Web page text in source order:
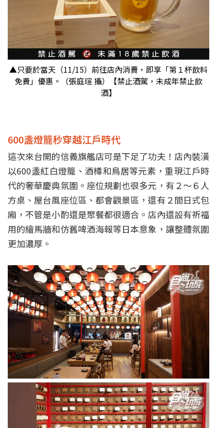
▲只要於當天（11/15）前往店內消費，即享「第１杯飲料
免費」優惠。（張庭瑄 攝）【禁止酒駕，未成年禁止飲
酒】
600盞燈籠秒穿越江戶時代
這次來台開的信義旗艦店可是下足了功夫！店內裝潢
以600盞紅白燈籠、酒樽和鳥居等元素，重現江戶時
代的奢華慶典氛圍。座位規劃也很多元，有２～６人
方桌、屋台風座位區、都會觀景區，還有２間日式包
廂，不管是小酌還是聚餐都很適合。店內還設有祈福
用的繪馬牆和仿舊啤酒海報等日本意象，讓整體氛圍
更加濃厚。